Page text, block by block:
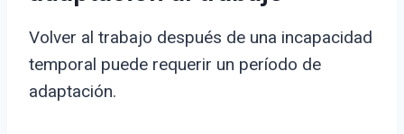
Volver al trabajo después de una incapacidad
temporal puede requerir un período de
adaptación.